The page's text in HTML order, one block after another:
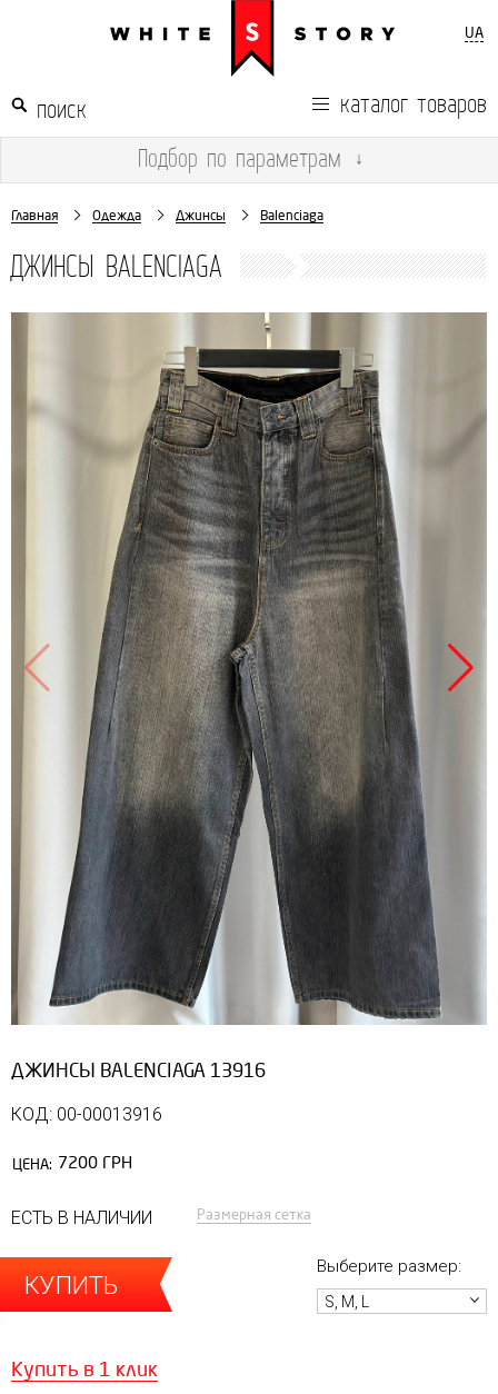
UA
каталог товаров
Подбор по параметрам ↓
Главная Одежда Джинсы Balenciaga
ДЖИНСЫ BALENCIAGA
ДЖИНСЫ BALENCIAGA 13916
КОД: 00-00013916
ЦЕНА: 7200 ГРН
ЕСТЬ В НАЛИЧИИ Размерная сетка
КУПИТЬ
Выберите размер:
S, M, L
Купить в 1 клик